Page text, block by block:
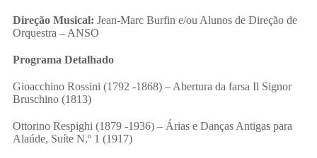
Direção Musical: Jean-Marc Burfin e/ou Alunos de Direção de
Orquestra – ANSO
Programa Detalhado
Gioacchino Rossini (1792 -1868) – Abertura da farsa Il Signor
Bruschino (1813)
Ottorino Respighi (1879 -1936) – Árias e Danças Antigas para
Alaúde, Suíte N.º 1 (1917)